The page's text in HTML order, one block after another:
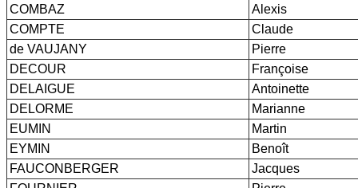
COMBAZ
Alexis
COMPTE
Claude
de VAUJANY
Pierre
DECOUR
Françoise
DELAIGUE
Antoinette
DELORME
Marianne
EUMIN
Martin
EYMIN
Benoît
FAUCONBERGER
Jacques